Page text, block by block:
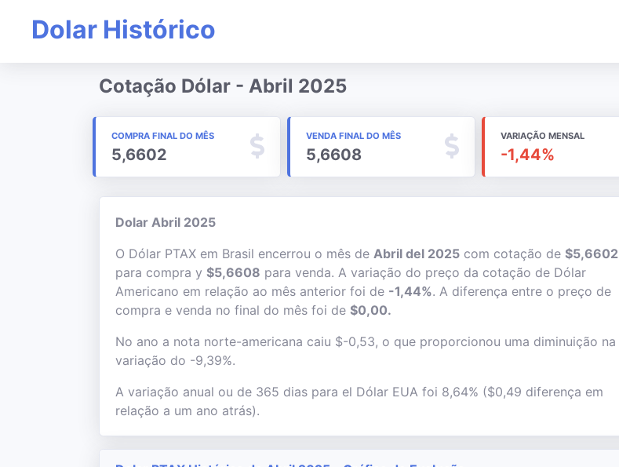
Dolar Histórico
Cotação Dólar - Abril 2025
COMPRA FINAL DO MÊS
5,6602
VENDA FINAL DO MÊS
5,6608
VARIAÇÃO MENSAL
-1,44%
Dolar Abril 2025
O Dólar PTAX em Brasil encerrou o mês de Abril del 2025 com cotação de $5,6602
para compra y $5,6608 para venda. A variação do preço da cotação de Dólar
Americano em relação ao mês anterior foi de -1,44%. A diferença entre o preço de
compra e venda no final do mês foi de $0,00.
No ano a nota norte-americana caiu $-0,53, o que proporcionou uma diminuição na
variação do -9,39%.
A variação anual ou de 365 dias para el Dólar EUA foi 8,64% ($0,49 diferença em
relação a um ano atrás).